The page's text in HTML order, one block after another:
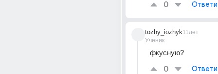
0
tozhy_iozhyk
Ученик
11лет
фкусную?
0